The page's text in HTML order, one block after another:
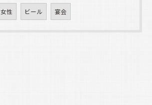
女性 ビール 宴会